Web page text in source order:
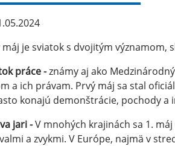
máj je sviatok s dvojitým významom,
práce -známy aj ako
a ich právam. Prvý máj sa stal
konajú demonštrácie, pochody
jari -V mnohých krajinách sa 1.
a zvykmi. V Európe, najmä v